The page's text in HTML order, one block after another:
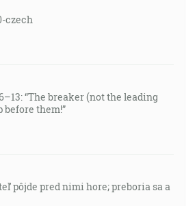
czech
“The breaker (not the leading
before them!”
pôjde pred nimi hore; preboria sa a